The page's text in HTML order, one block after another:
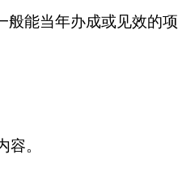
般能当年办成或见效的项
容。